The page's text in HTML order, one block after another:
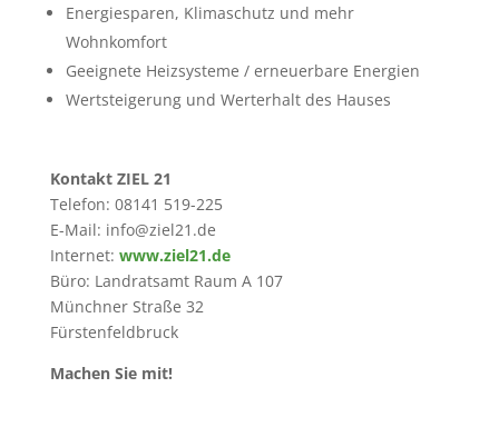
Energiesparen, Klimaschutz und mehr
Wohnkomfort
Geeignete Heizsysteme / erneuerbare Energien
Wertsteigerung und Werterhalt des Hauses
Kontakt ZIEL 21
Telefon: 08141 519-225
E-Mail: info@ziel21.de
Internet: www.ziel21.de
Büro: Landratsamt Raum A 107
Münchner Straße 32
Fürstenfeldbruck
Machen Sie mit!